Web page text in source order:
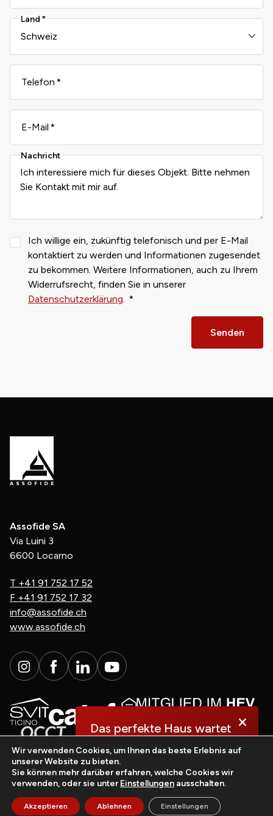
×
Das perfekte Haus wartet
Entdecken Sie es jetzt!
Land
Telefon
E-Mail
Nachricht
Ich willige ein, zukünftig telefonisch und per E-Mail
kontaktiert zu werden und Informationen zugesendet
zu bekommen. Weitere Informationen, auch zu Ihrem
Widerrufsrecht, finden Sie in unserer
Datenschutzerklärung.
Senden
Assofide SA
Via Luini 3
6600 Locarno
T +41 91 752 17 52
F +41 91 752 17 32
info@assofide.ch
www.assofide.ch
casasoft.ch© All rights reserved.
Wir verwenden Cookies, um Ihnen das beste Erlebnis auf
unserer Website zu bieten.
Sie können mehr darüber erfahren, welche Cookies wir
verwenden, oder sie unter Einstellungen ausschalten.
Akzeptieren Ablehnen Einstellungen